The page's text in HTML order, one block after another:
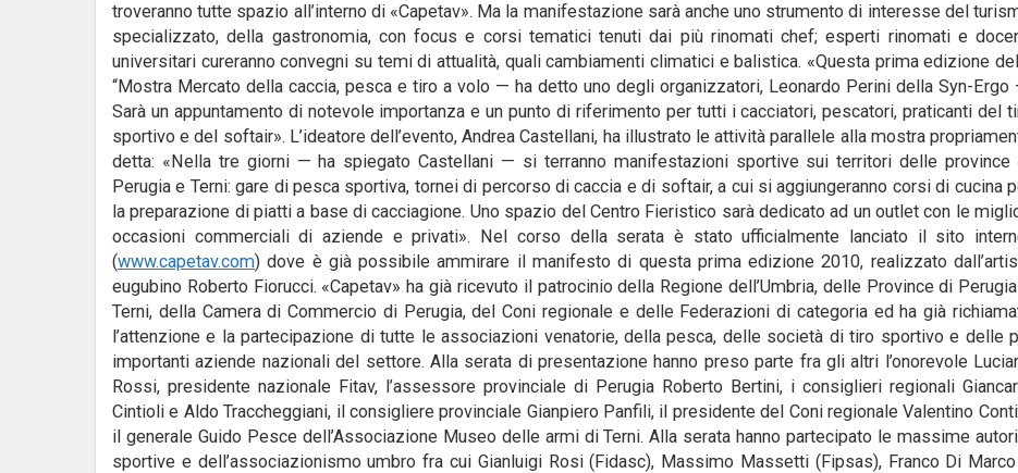
troveranno tutte spazio all’interno di «Capetav». Ma la manifestazione sarà anche uno strumento di interesse del
specializzato, della gastronomia, con focus e corsi tematici tenuti dai più rinomati chef; esperti rinomati e
universitari cureranno convegni su temi di attualità, quali cambiamenti climatici e balistica. «Questa prima edizione
“Mostra Mercato della caccia, pesca e tiro a volo — ha detto uno degli organizzatori, Leonardo Perini della Syn-Ergo
Sarà un appuntamento di notevole importanza e un punto di riferimento per tutti i cacciatori, pescatori, praticanti del
sportivo e del softair». L’ideatore dell’evento, Andrea Castellani, ha illustrato le attività parallele alla mostra
detta: «Nella tre giorni — ha spiegato Castellani — si terranno manifestazioni sportive sui territori delle province
Perugia e Terni: gare di pesca sportiva, tornei di percorso di caccia e di softair, a cui si aggiungeranno corsi di cucina
la preparazione di piatti a base di cacciagione. Uno spazio del Centro Fieristico sarà dedicato ad un outlet con le
occasioni commerciali di aziende e privati». Nel corso della serata è stato ufficialmente lanciato il sito
(www.capetav.com) dove è già possibile ammirare il manifesto di questa prima edizione 2010, realizzato
eugubino Roberto Fiorucci. «Capetav» ha già ricevuto il patrocinio della Regione dell’Umbria, delle Province di
Terni, della Camera di Commercio di Perugia, del Coni regionale e delle Federazioni di categoria ed ha già
l’attenzione e la partecipazione di tutte le associazioni venatorie, della pesca, delle società di tiro sportivo e delle
importanti aziende nazionali del settore. Alla serata di presentazione hanno preso parte fra gli altri l’onorevole
Rossi, presidente nazionale Fitav, l’assessore provinciale di Perugia Roberto Bertini, i consiglieri regionali
Cintioli e Aldo Traccheggiani, il consigliere provinciale Gianpiero Panfili, il presidente del Coni regionale Valentino
il generale Guido Pesce dell’Associazione Museo delle armi di Terni. Alla serata hanno partecipato le massime
sportive e dell’associazionismo umbro fra cui Gianluigi Rosi (Fidasc), Massimo Massetti (Fipsas), Franco Di